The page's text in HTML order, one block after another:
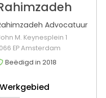
Advocatuur
M. Keynesplein 1
EP Amsterdam
Beëdigd in 2018
Werkgebied